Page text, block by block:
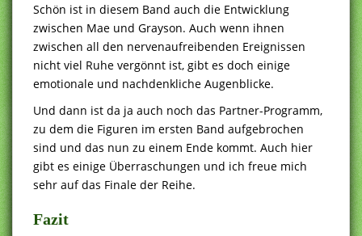
Schön ist in diesem Band auch die Entwicklung
zwischen Mae und Grayson. Auch wenn ihnen
zwischen all den nervenaufreibenden Ereignissen
nicht viel Ruhe vergönnt ist, gibt es doch einige
emotionale und nachdenkliche Augenblicke.
Und dann ist da ja auch noch das Partner-Programm,
zu dem die Figuren im ersten Band aufgebrochen
sind und das nun zu einem Ende kommt. Auch hier
gibt es einige Überraschungen und ich freue mich
sehr auf das Finale der Reihe.
Fazit